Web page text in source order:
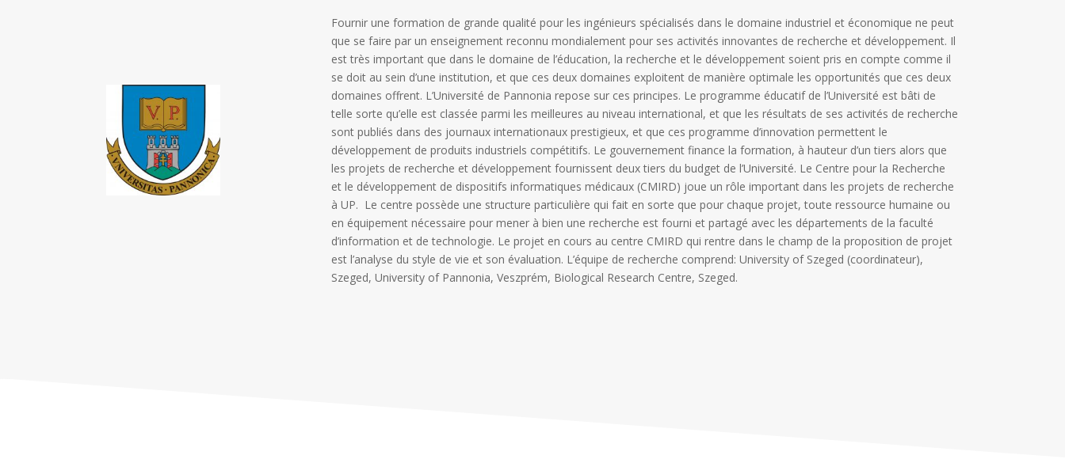
Fournir une formation de grande qualité pour les ingénieurs spécialisés dans le domaine industriel et économique ne peut
que se faire par un enseignement reconnu mondialement pour ses activités innovantes de recherche et développement. Il
est très important que dans le domaine de l’éducation, la recherche et le développement soient pris en compte comme il
se doit au sein d’une institution, et que ces deux domaines exploitent de manière optimale les opportunités que ces deux
domaines offrent. L’Université de Pannonia repose sur ces principes. Le programme éducatif de l’Université est bâti de
telle sorte qu’elle est classée parmi les meilleures au niveau international, et que les résultats de ses activités de recherche
sont publiés dans des journaux internationaux prestigieux, et que ces programme d’innovation permettent le
développement de produits industriels compétitifs. Le gouvernement finance la formation, à hauteur d’un tiers alors que
les projets de recherche et développement fournissent deux tiers du budget de l’Université. Le Centre pour la Recherche
et le développement de dispositifs informatiques médicaux (CMIRD) joue un rôle important dans les projets de recherche
à UP. Le centre possède une structure particulière qui fait en sorte que pour chaque projet, toute ressource humaine ou
en équipement nécessaire pour mener à bien une recherche est fourni et partagé avec les départements de la faculté
d’information et de technologie. Le projet en cours au centre CMIRD qui rentre dans le champ de la proposition de projet
est l’analyse du style de vie et son évaluation. L’équipe de recherche comprend: University of Szeged (coordinateur),
Szeged, University of Pannonia, Veszprém, Biological Research Centre, Szeged.